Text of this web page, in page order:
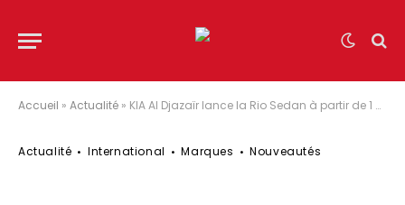
Accueil » Actualité » KIA Al Djazaïr lance la Rio Sedan à partir de 1 990 000 DA
Actualité International Marques Nouveautés